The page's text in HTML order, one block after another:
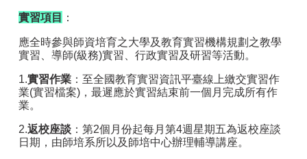
實習項目 ：
應全時參與師資培育之大學及教育實習機構規劃之教學
實習、導師(級務)實習、行政實習及研習等活動。
1.實習作業 ：至全國教育實習資訊平臺線上繳交實習作
業(實習檔案)，最遲應於實習結束前一個月完成所有作
業。
2.返校座談 ：第2個月份起每月第4週星期五為返校座談
日期，由師培系所以及師培中心辦理輔導講座。